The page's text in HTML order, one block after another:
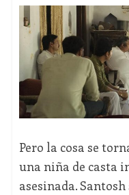
Pero la cosa se
una niña de casta
asesinada.